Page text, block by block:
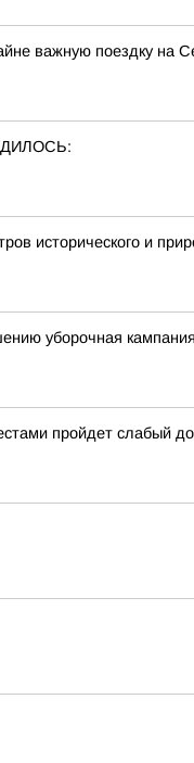
важную поездку на
исторического и
уборочная
пройдет слабый